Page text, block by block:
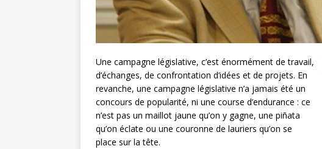
Une campagne législative, c’est énormément de travail,
d’échanges, de confrontation d’idées et de projets. En
revanche, une campagne législative n’a jamais été un
concours de popularité, ni une course d’endurance : ce
n’est pas un maillot jaune qu’on y gagne, une piñata
qu’on éclate ou une couronne de lauriers qu’on se
place sur la tête.